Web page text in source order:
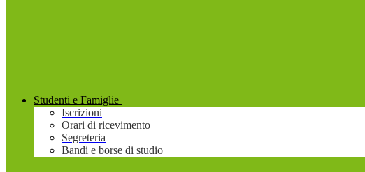
Studenti e Famiglie
Iscrizioni
Orari di ricevimento
Segreteria
Bandi e borse di studio